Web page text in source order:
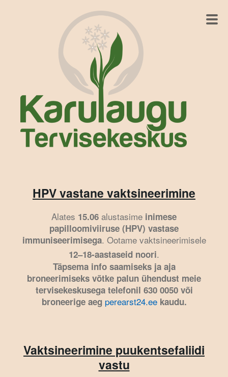
HPV vastane vaktsineerimine
Alates 15.06 alustasime inimese
papilloomiviiruse (HPV) vastase
immuniseerimisega. Ootame vaktsineerimisele
12–18-aastaseid noori.
Täpsema info saamiseks ja aja
broneerimiseks võtke palun ühendust meie
tervisekeskusega telefonil 630 0050 või
broneerige aeg perearst24.eekaudu.
Vaktsineerimine puukentsefaliidi
vastu